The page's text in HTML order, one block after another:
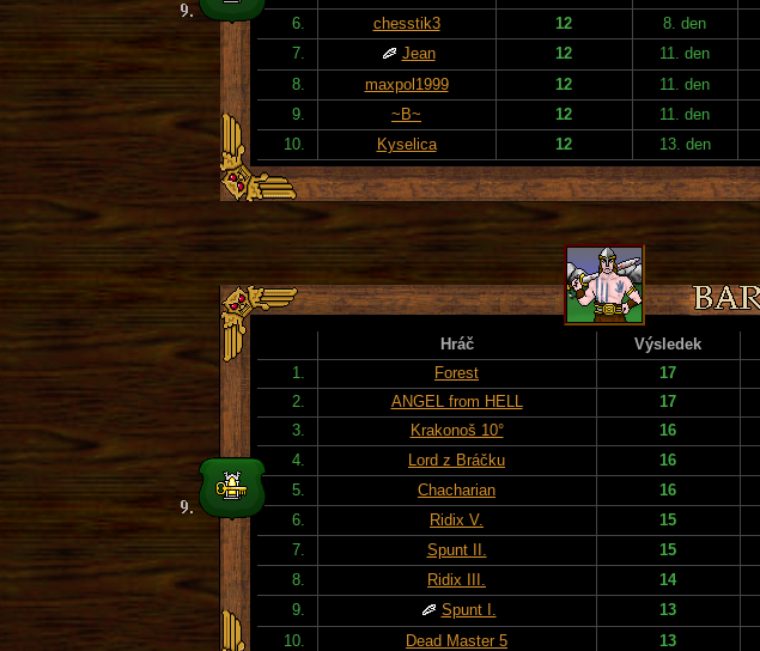
6.
chesstik3 12 8. den
7.
Jean 12 11. den
8.
maxpol1999 12 11. den
9.
~B~ 12 11. den
10.
Kyselica 12 13. den
Hráč Výsledek
1.
Forest 17
2.
ANGEL from HELL 17
3.
Krakonoš 10° 16
4.
Lord z Bráčku 16
5.
Chacharian 16
6.
Ridix V. 15
7.
Spunt II. 15
8.
Ridix III. 14
9.
Spunt I. 13
10.
Dead Master 5 13